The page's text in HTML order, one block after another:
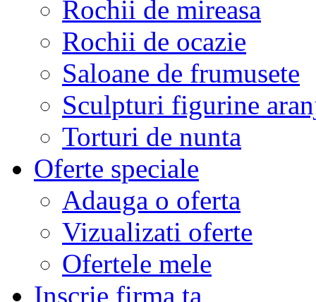
Rochii de mireasa
Rochii de ocazie
Saloane de frumusete
Sculpturi figurine
Torturi de nunta
Oferte speciale
Adauga o oferta
Vizualizati oferte
Ofertele mele
Inscrie firma ta